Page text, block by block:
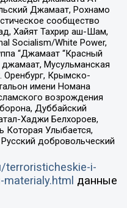
Джамаат, Рохнамо
сообщество
Хайят Тахрир аш-Шам,
Socialism/White Power,
“Джамаат “Красный
джамаат, Мусульманская
Оренбург, Крымско-
имени Номана
возрождения
Дуббайский
Хаджи Белхороев,
Которая Улыбается,
добровольческий
terroristicheskie-i-
данные